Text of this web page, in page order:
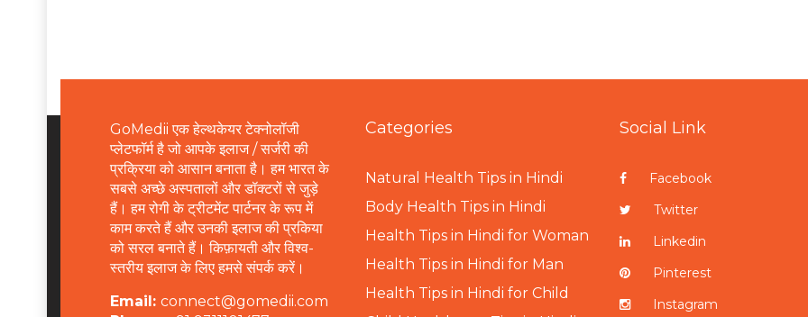
GoMedii एक हेल्थकेयर टेक्नोलॉजी
प्लेटफॉर्म है जो आपके इलाज / सर्जरी की
प्रक्रिया को आसान बनाता है। हम भारत के
सबसे अच्छे अस्पतालों और डॉक्टरों से जुड़े
हैं। हम रोगी के ट्रीटमेंट पार्टनर के रूप में
काम करते हैं और उनकी इलाज की प्रकिया
को सरल बनाते हैं। किफ़ायती और विश्व-
स्तरीय इलाज के लिए हमसे संपर्क करें।
Email: connect@gomedii.com
Categories
Natural Health Tips in Hindi
Body Health Tips in Hindi
Health Tips in Hindi for Woman
Health Tips in Hindi for Man
Health Tips in Hindi for Child
Social Link
Facebook
Twitter
Linkedin
Pinterest
Instagram